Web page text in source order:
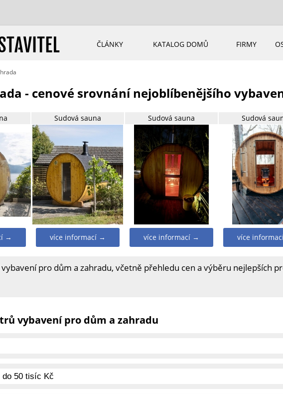
ČLÁNKY KATALOG DOMŮ FIRMY
- cenové srovnání nejoblíbenějšího
→
Sudová sauna
více informací →
Sudová sauna
více informací →
Sudová
více
pro dům a zahradu, včetně přehledu cen a výběru nejlepších
vybavení pro dům a zahradu